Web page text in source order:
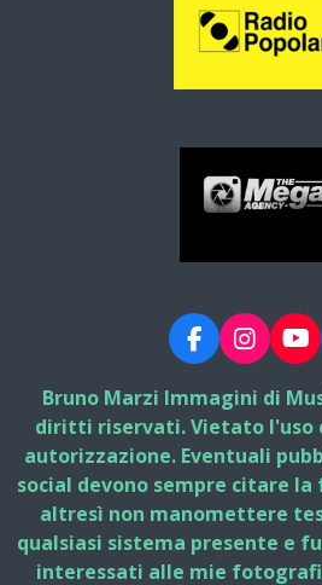
F
a
c
e
b
o
o
k
I
n
s
t
a
g
r
a
m
Y
o
u
T
u
b
e
Bruno Marzi Immagini di
diritti riservati. Vietato l'uso
autorizzazione. Eventuali
social devono sempre citare
altresì non manomettere
qualsiasi sistema presente e
interessati alle mie